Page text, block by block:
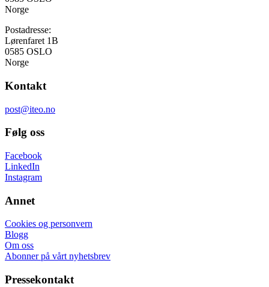
Norge
Postadresse:
Lørenfaret 1B
0585 OSLO
Norge
Kontakt
post@iteo.no
Følg oss
Facebook
LinkedIn
Instagram
Annet
Cookies og personvern
Blogg
Om oss
Abonner på vårt nyhetsbrev
Pressekontakt